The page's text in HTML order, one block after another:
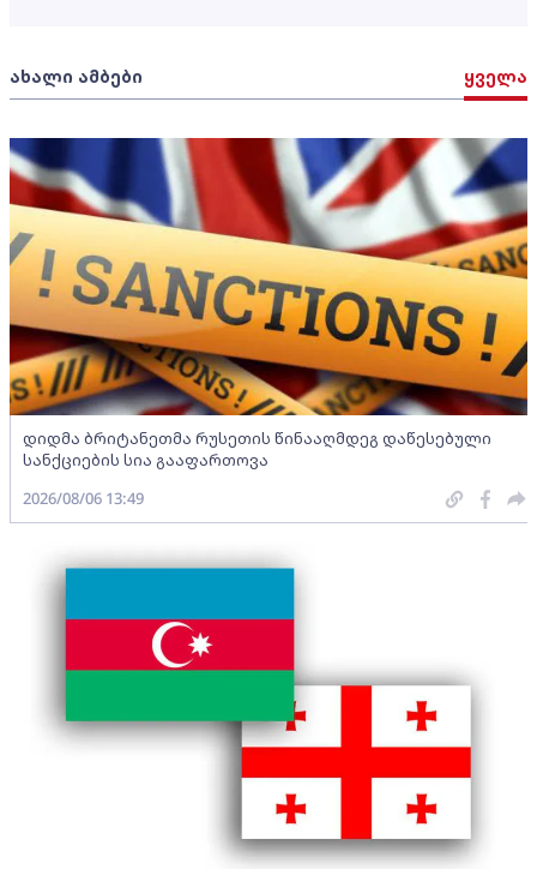
ახალი ამბები ყველა
დიდმა ბრიტანეთმა რუსეთის წინააღმდეგ დაწესებული
სანქციების სია გააფართოვა
2026/08/06 13:49